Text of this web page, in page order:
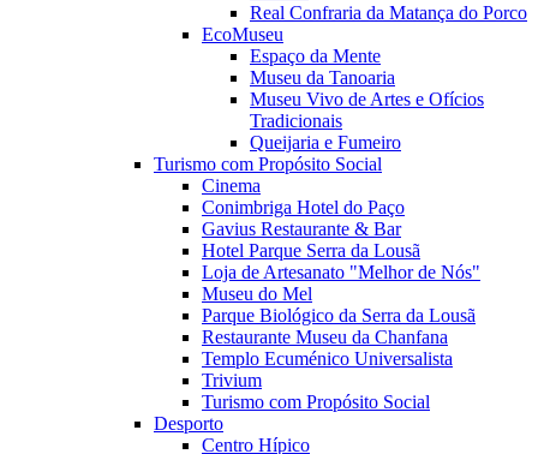
Real Confraria da Matança do Porco
EcoMuseu
Espaço da Mente
Museu da Tanoaria
Museu Vivo de Artes e Ofícios
Tradicionais
Queijaria e Fumeiro
Turismo com Propósito Social
Cinema
Conimbriga Hotel do Paço
Gavius Restaurante & Bar
Hotel Parque Serra da Lousã
Loja de Artesanato "Melhor de Nós"
Museu do Mel
Parque Biológico da Serra da Lousã
Restaurante Museu da Chanfana
Templo Ecuménico Universalista
Trivium
Turismo com Propósito Social
Desporto
Centro Hípico